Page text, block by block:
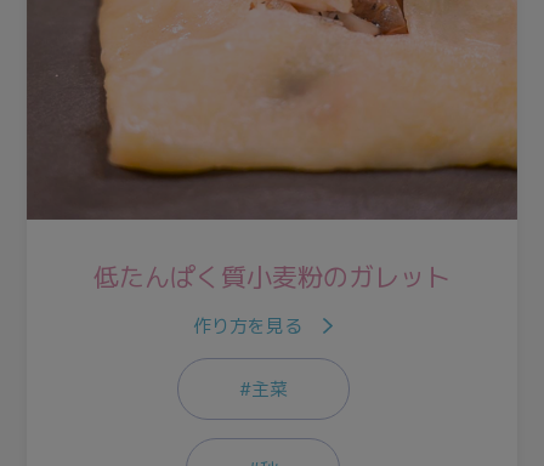
低たんぱく質小麦粉のガレット
作り方を見る
#主菜